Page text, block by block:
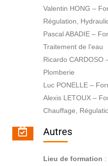
Valentin HONG –
Régulation,
Pascal ABADIE –
Traitement de l’eau
Ricardo CARDOSO
Plomberie
Luc PONELLE –
Alexis LETOUX –
Chauffage,
Autres
Lieu de formation